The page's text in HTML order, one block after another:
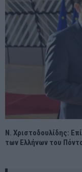
Ν. Χριστοδουλίδης:
των Ελλήνων του